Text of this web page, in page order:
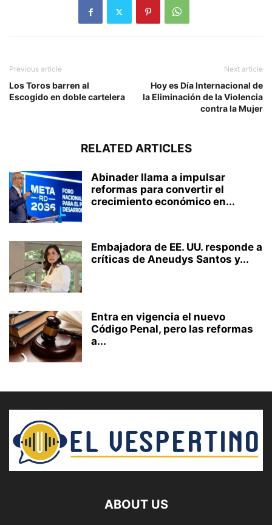
Previous article
Los Toros barren al
Escogido en doble cartelera
Next article
Hoy es Día Internacional de
la Eliminación de la Violencia
contra la Mujer
RELATED ARTICLES
Abinader llama a impulsar
reformas para convertir el
crecimiento económico en...
Embajadora de EE. UU. responde a
críticas de Aneudys Santos y...
Entra en vigencia el nuevo
Código Penal, pero las reformas
a...
ABOUT US